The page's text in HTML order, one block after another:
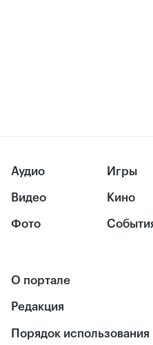
Аудио
Видео
Фото
Игры
Кино
О портале
Редакция
Порядок использования